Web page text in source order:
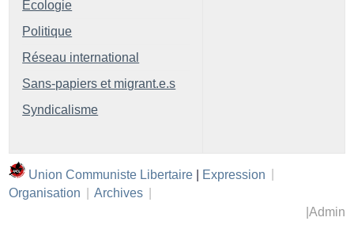
Ecologie
Politique
Réseau international
Sans-papiers et migrant.e.s
Syndicalisme
Union Communiste Libertaire | Expression
Organisation
Archives
Admin